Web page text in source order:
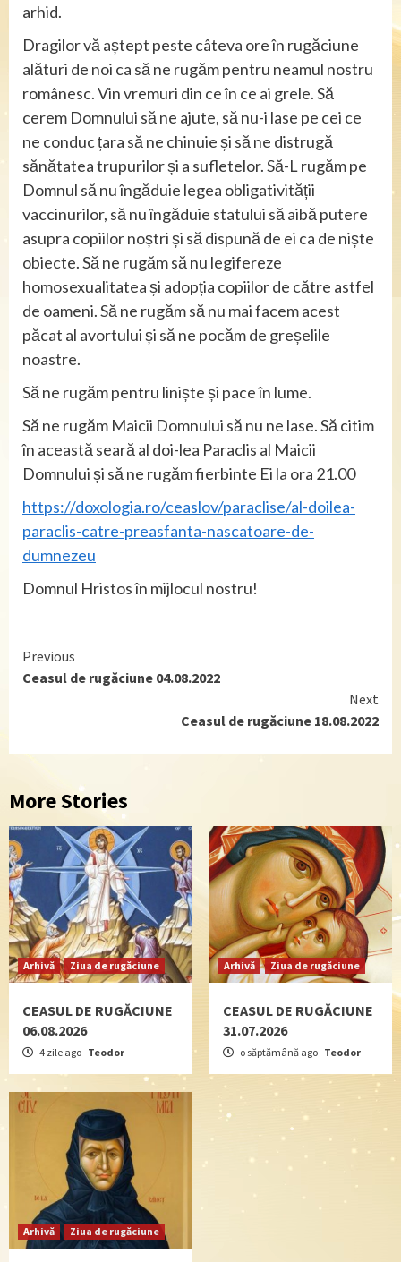
arhid.
Dragilor vă aștept peste câteva ore în rugăciune
alături de noi ca să ne rugăm pentru neamul nostru
românesc. Vin vremuri din ce în ce ai grele. Să
cerem Domnului să ne ajute, să nu-i lase pe cei ce
ne conduc țara să ne chinuie și să ne distrugă
sănătatea trupurilor și a sufletelor. Să-L rugăm pe
Domnul să nu îngăduie legea obligativității
vaccinurilor, să nu îngăduie statului să aibă putere
asupra copiilor noștri și să dispună de ei ca de niște
obiecte. Să ne rugăm să nu legifereze
homosexualitatea și adopția copiilor de către astfel
de oameni. Să ne rugăm să nu mai facem acest
păcat al avortului și să ne pocăm de greșelile
noastre.
Să ne rugăm pentru liniște și pace în lume.
Să ne rugăm Maicii Domnului să nu ne lase. Să citim
în această seară al doi-lea Paraclis al Maicii
Domnului și să ne rugăm fierbinte Ei la ora 21.00
https://doxologia.ro/ceaslov/paraclise/al-doilea-
paraclis-catre-preasfanta-nascatoare-de-
dumnezeu
Domnul Hristos în mijlocul nostru!
Continue
Reading
Previous
Ceasul de rugăciune 04.08.2022
Next
Ceasul de rugăciune 18.08.2022
More Stories
Arhivă Ziua de rugăciune
CEASUL DE RUGĂCIUNE
06.08.2026
4 zile ago Teodor
Arhivă Ziua de rugăciune
CEASUL DE RUGĂCIUNE
31.07.2026
o săptămână ago Teodor
Arhivă Ziua de rugăciune